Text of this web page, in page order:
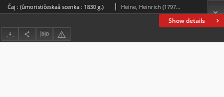
Show details
Čaj : (ûmorističeskaâ scenka : 1830 g.) Heine, Heinrich (1797-1856)